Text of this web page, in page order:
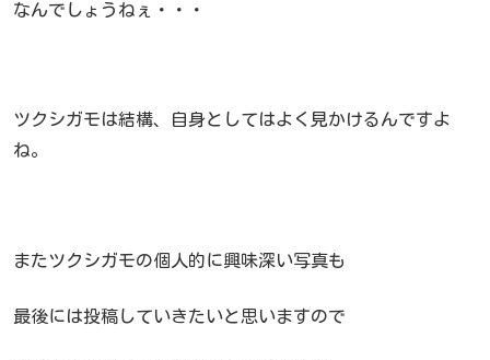
なんでしょうねぇ・・・
ツクシガモは結構、自身としてはよく見かけるんですよ
ね。
またツクシガモの個人的に興味深い写真も
最後には投稿していきたいと思いますので